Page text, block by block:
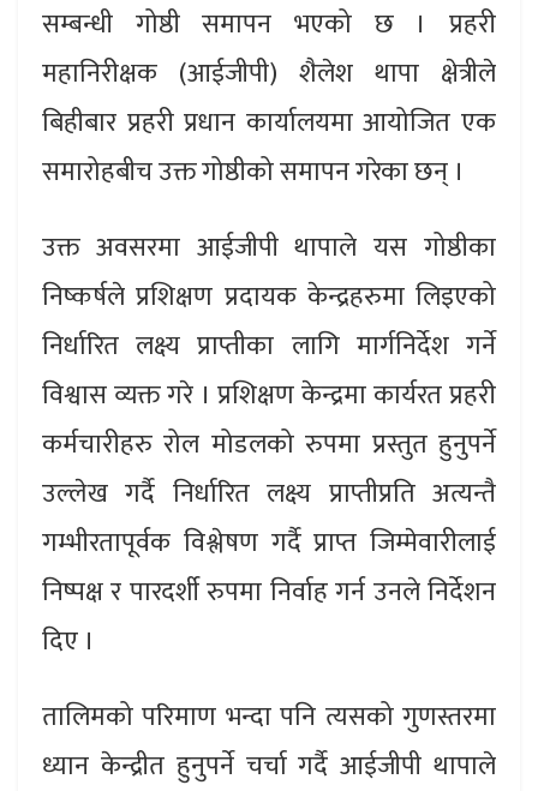
सम्बन्धी गोष्ठी समापन भएको छ । प्रहरी
महानिरीक्षक (आईजीपी) शैलेश थापा क्षेत्रीले
बिहीबार प्रहरी प्रधान कार्यालयमा आयोजित एक
समारोहबीच उक्त गोष्ठीको समापन गरेका छन् ।
उक्त अवसरमा आईजीपी थापाले यस गोष्ठीका
निष्कर्षले प्रशिक्षण प्रदायक केन्द्रहरुमा लिइएको
निर्धारित लक्ष्य प्राप्तीका लागि मार्गनिर्देश गर्ने
विश्वास व्यक्त गरे । प्रशिक्षण केन्द्रमा कार्यरत प्रहरी
कर्मचारीहरु रोल मोडलको रुपमा प्रस्तुत हुनुपर्ने
उल्लेख गर्दै निर्धारित लक्ष्य प्राप्तीप्रति अत्यन्तै
गम्भीरतापूर्वक विश्लेषण गर्दै प्राप्त जिम्मेवारीलाई
निष्पक्ष र पारदर्शी रुपमा निर्वाह गर्न उनले निर्देशन
दिए ।
तालिमको परिमाण भन्दा पनि त्यसको गुणस्तरमा
ध्यान केन्द्रीत हुनुपर्ने चर्चा गर्दै आईजीपी थापाले